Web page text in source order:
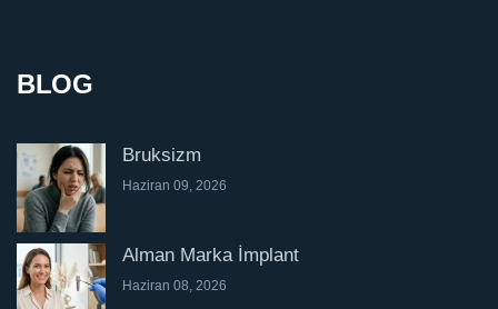
BLOG
Bruksizm
Haziran 09, 2026
Alman Marka İmplant
Haziran 08, 2026